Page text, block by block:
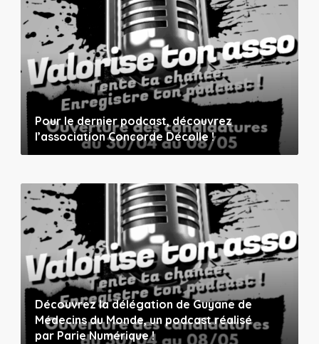
Pour le dernier podcast, découvrez
l’association Concorde Décolle !
Découvrez la délégation de Guyane de
Médecins du Monde, un podcast réalisé
par Parie Numérique !